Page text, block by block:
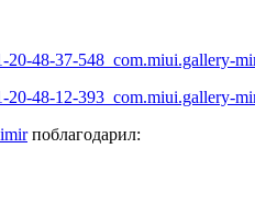
поблагодарил: